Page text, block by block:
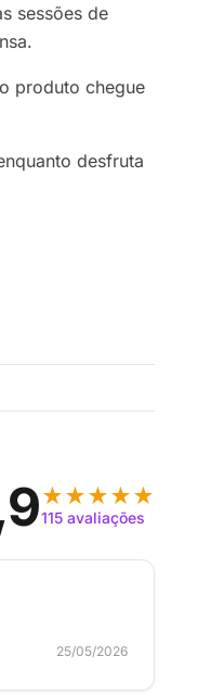
sessões de
produto chegue
desfruta
★★★★★
115 avaliações
25/05/2026